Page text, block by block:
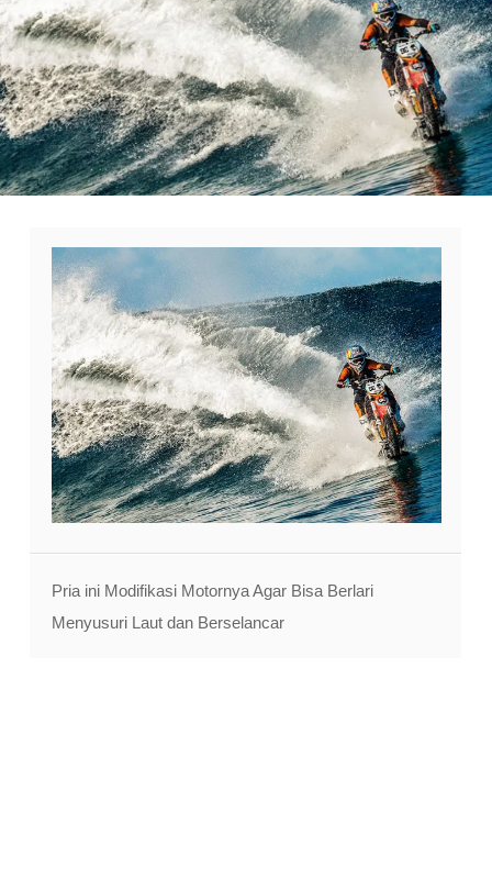
Pria ini Modifikasi Motornya Agar Bisa Berlari
Menyusuri Laut dan Berselancar